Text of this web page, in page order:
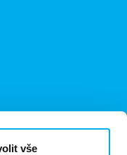
vše